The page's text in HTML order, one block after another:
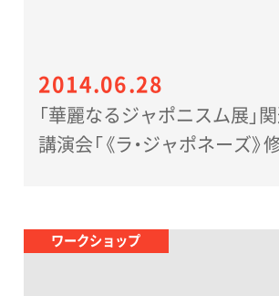
展覧会公式HP
出品作品資料目録は、 こちらで
2014.06.28
「華麗なるジャポニスム展」
講演会「《ラ・ジャポネーズ》
ワークショップ